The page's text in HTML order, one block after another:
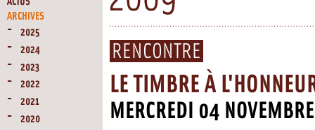
ARCHIVES
2025
2024
2023
2022
2021
2020
RENCONTRE
LE TIMBRE À
MERCREDI 04